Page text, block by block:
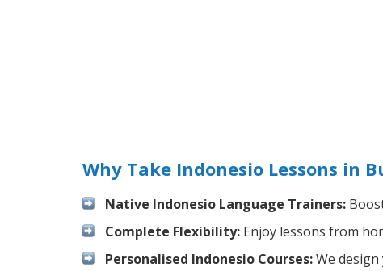
Why Take Indonesio Lessons in
Native Indonesio Language Trainers:
Complete Flexibility: Enjoy lessons from
Personalised Indonesio Courses:We